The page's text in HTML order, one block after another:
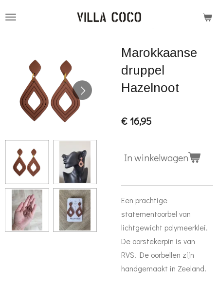
hoofdinhoud
Marokkaanse
druppel
Hazelnoot
€ 16,95
In winkelwagen
Een prachtige
statementoorbel van
lichtgewicht polymeerklei.
De oorstekerpin is van
RVS. De oorbellen zijn
handgemaakt in Zeeland.